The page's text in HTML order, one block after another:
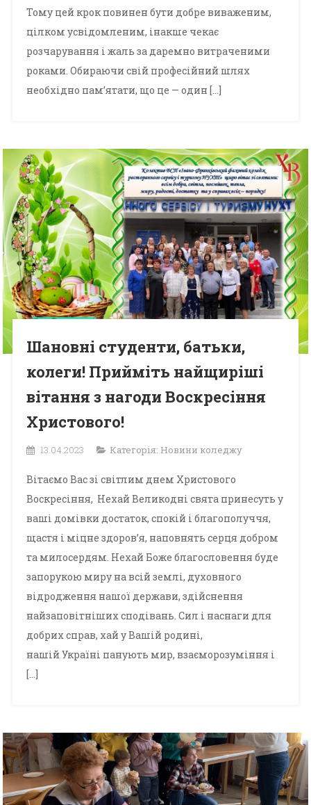
Тому цей крок повинен бути добре виваженим,
цілком усвідомленим, інакше чекає
розчарування і жаль за даремно витраченими
роками. Обираючи свій професійний шлях
необхідно пам’ятати, що це — один […]
Шановні студенти, батьки,
колеги! Прийміть найщиріші
вітання з нагоди Воскресіння
Христового!
13.04.2023 Категорія: Новини коледжу
Вітаємо Вас зі світлим днем Христового
Воскресіння, Нехай Великодні свята принесуть у
ваші домівки достаток, спокій і благополуччя,
щастя і міцне здоров’я, наповнять серця добром
та милосердям. Нехай Боже благословення буде
запорукою миру на всій землі, духовного
відродження нашої держави, здійснення
найзаповітніших сподівань. Сил і наснаги для
добрих справ, хай у Вашій родині,
нашій Україні панують мир, взаєморозуміння і
[…]